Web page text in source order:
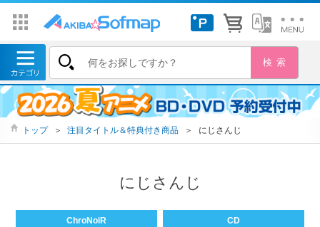
トップ ＞ 注目タイトル＆特典付き商品 ＞ にじさんじ
にじさんじ
ChroNoiR CD